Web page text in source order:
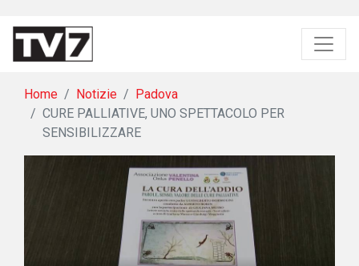
Home Notizie
Padova
CURE PALLIATIVE, UNO SPETTACOLO PER
SENSIBILIZZARE